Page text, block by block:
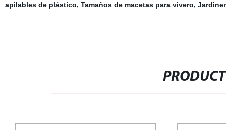
apilables de plástico, Tamaños de macetas para vivero,